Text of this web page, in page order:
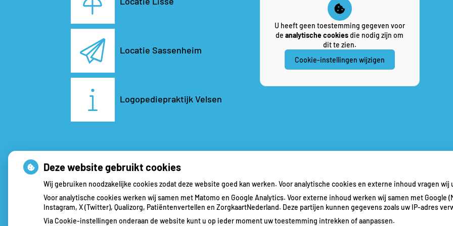
Locatie Sassenheim
Logopediepraktijk Velsen
U heeft geen toestemming gegeven voor
deanalytische cookiesdie nodig zijn om
dit te zien.
Cookie-instellingen wijzigen
Deze website gebruikt cookies
Wij gebruiken noodzakelijke cookies zodat deze website goed kan werken. Voor analytische cookies en externe inhoud vragen
Voor analytische cookies werken wij samen met Matomo en Google Analytics. Voor externe inhoud werken wij samen met Google
Instagram, X (Twitter), Qualizorg, Patiëntenvertellen en ZorgkaartNederland. Deze partijen kunnen gegevens zoals uw IP-adres
Via Cookie-instellingen onderaan de website kunt u op ieder moment uw toestemming intrekken of aanpassen.